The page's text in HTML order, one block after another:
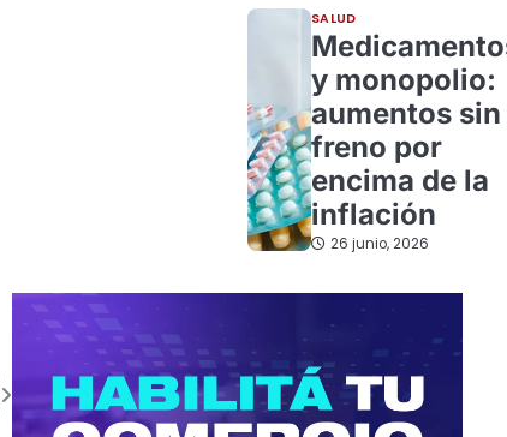
SALUD
y monopolio:
aumentos sin
freno por
encima de la
inflación
26 junio, 2026